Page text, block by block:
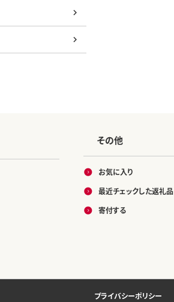
その他
お気に入り
最近チェックした返礼品
寄付する
プライバシーポリシー